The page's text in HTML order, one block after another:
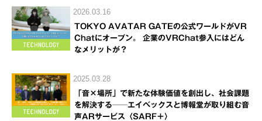
2026.03.16
TOKYO AVATAR GATEの公式ワールドがVR
Chatにオープン。 企業のVRChat参入にはどん
なメリットが？
2025.03.28
「音×場所」で新たな体験価値を創出し、社会課題
を解決する──エイベックスと博報堂が取り組む音
声ARサービス〈SARF＋〉